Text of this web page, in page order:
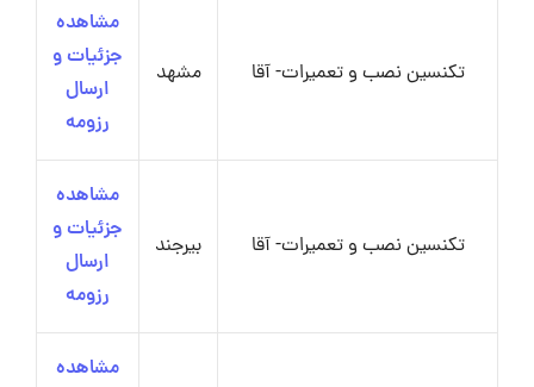
تکنسین نصب و تعمیرات- آقا مشهد
مشاهده
جزئیات و
ارسال
رزومه
تکنسین نصب و تعمیرات- آقا بیرجند
مشاهده
جزئیات و
ارسال
رزومه
مشاهده